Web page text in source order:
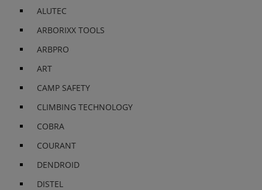
ALUTEC
ARBORIXX TOOLS
ARBPRO
ART
CAMP SAFETY
CLIMBING TECHNOLOGY
COBRA
COURANT
DENDROID
DISTEL